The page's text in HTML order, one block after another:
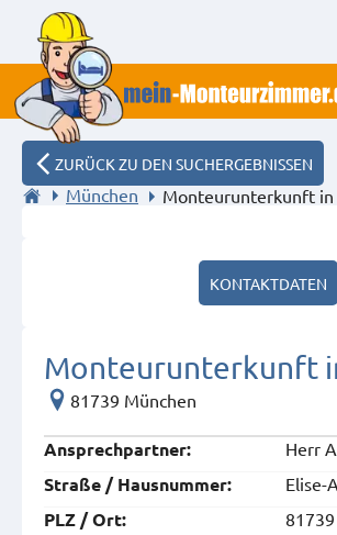
ZURÜCK ZU DEN SUCHERGEBNISSEN
München Monteurunterkunft in
KONTAKTDATEN
Monteurunterkunft
81739 München
Ansprech­partner: Herr
Straße / Hausnummer: Elise-
PLZ / Ort: